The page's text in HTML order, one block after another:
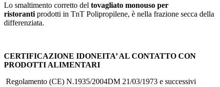
Lo smaltimento corretto del tovagliato monouso per
ristoranti prodotti in TnT Polipropilene, è nella frazione secca della
differenziata.
CERTIFICAZIONE IDONEITA’ AL CONTATTO CON
PRODOTTI ALIMENTARI
Regolamento (CE) N.1935/2004DM 21/03/1973 e successivi